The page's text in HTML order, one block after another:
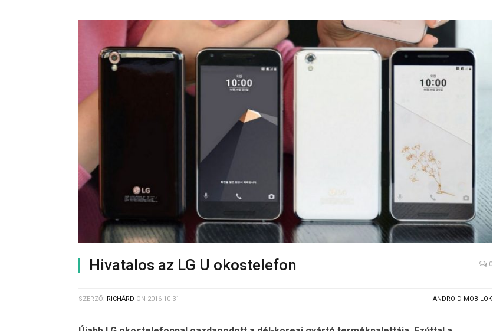
Hivatalos az LG U okostelefon 0
SZERZŐ: RICHÁRD ON 2016-10-31 ANDROID MOBILOK